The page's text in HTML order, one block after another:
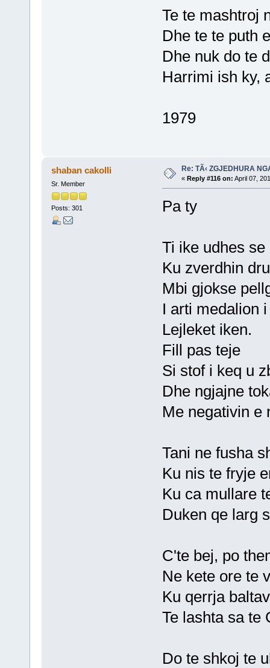
Te te mashtroj
Dhe te te puth
Dhe nuk do te
Harrimi ish ky,
1979
shaban cakolli
Sr. Member
Posts: 301
Re: TÃ‹ ZGJEDHURA
« Reply #116 on: April 07,
Pa ty
Ti ike udhes se
Ku zverdhin
Mbi gjokse
I arti medalion
Lejleket iken.
Fill pas teje
Si stof i keq u
Dhe ngjajne
Me negativin e
Tani ne fusha
Ku nis te fryje
Ku ca mullare
Duken qe larg
C'te bej, po
Ne kete ore te
Ku qerrja
Te lashta sa te
Do te shkoj te